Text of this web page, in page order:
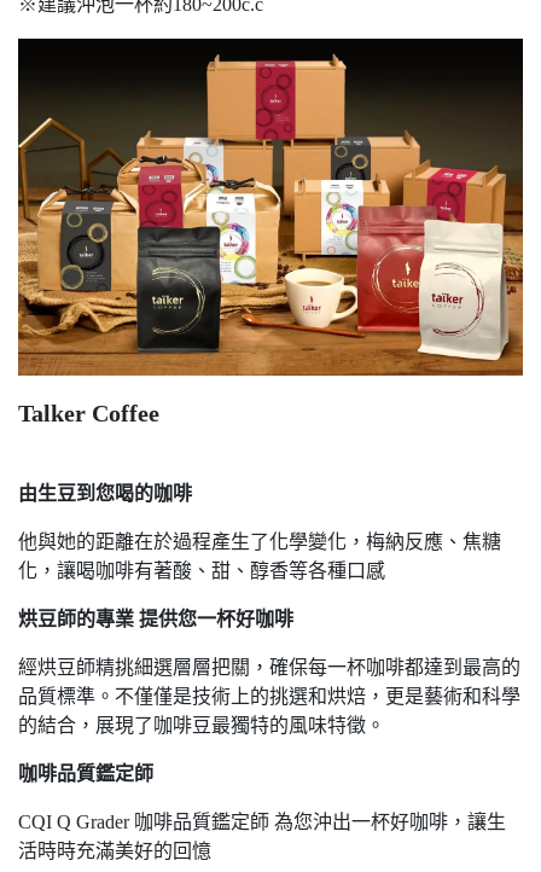
※建議沖泡一杯約180~200c.c
Talker Coffee
由生豆到您喝的咖啡
他與她的距離在於過程產生了化學變化，梅納反應、焦糖
化，讓喝咖啡有著酸、甜、醇香等各種口感
烘豆師的專業 提供您一杯好咖啡
經烘豆師精挑細選層層把關，確保每一杯咖啡都達到最高的
品質標準。不僅僅是技術上的挑選和烘焙，更是藝術和科學
的結合，展現了咖啡豆最獨特的風味特徵。
咖啡品質鑑定師
CQI Q Grader 咖啡品質鑑定師 為您沖出一杯好咖啡，讓生
活時時充滿美好的回憶